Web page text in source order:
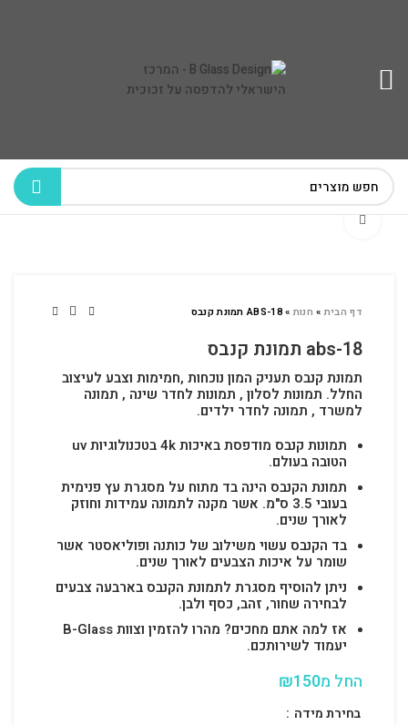
לחץ להגדלה
דף הבית» חנות»ABS-18 תמונת קנבס
abs-18 תמונת קנבס
תמונת קנבס תעניק המון נוכחות ,חמימות וצבע לעיצוב
החלל. תמונות לסלון , תמונות לחדר שינה , תמונה
למשרד , תמונה לחדר ילדים.
תמונות קנבס מודפסת באיכות 4k בטכנולוגיות uv
הטובה בעולם.
תמונת הקנבס הינה בד מתוח על מסגרת עץ פנימית
בעובי 3.5 ס"מ. אשר מקנה לתמונה עמידות וחוזק
לאורך שנים.
בד הקנבס עשוי משילוב של כותנה ופוליאסטר אשר
שומר על איכות הצבעים לאורך שנים.
ניתן להוסיף מסגרת לתמונת הקנבס בארבעה צבעים
לבחירה שחור, זהב, כסף ולבן.
אז למה אתם מחכים? מהרו להזמין וצוות B-Glass
יעמוד לשירותכם.
החל מ ₪150
בחירת מידה